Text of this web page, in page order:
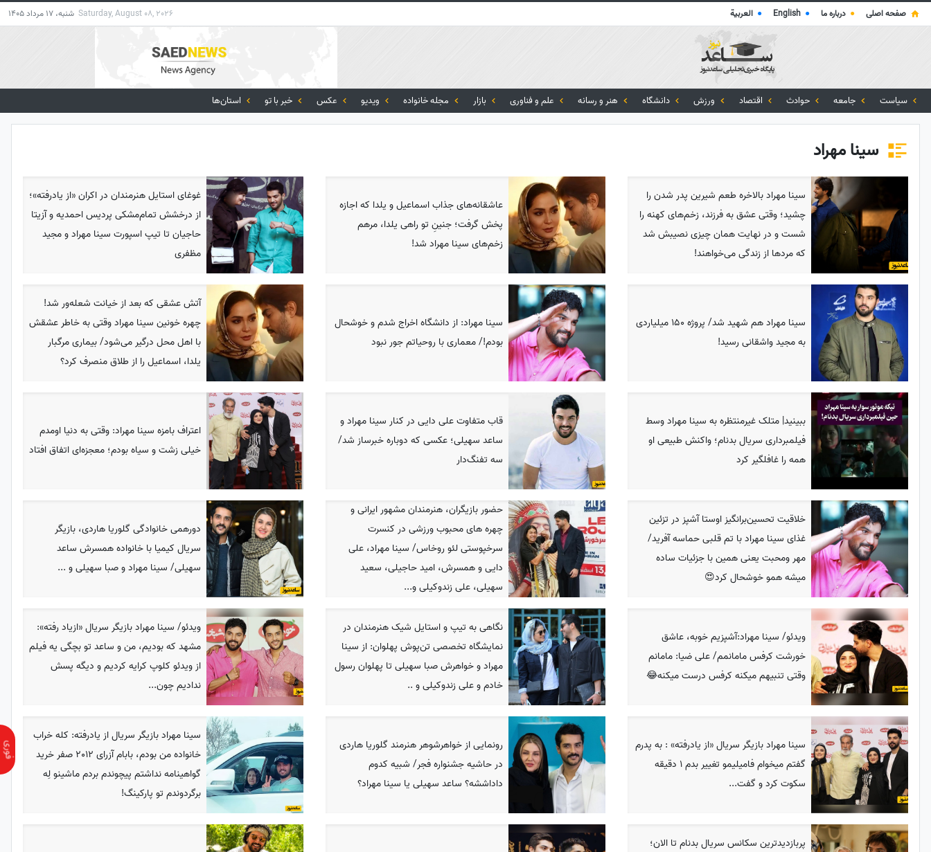
صفحه اصلی ● درباره ما ●
English
● العربية Saturday, August 08, 2026 شنبه، 17 مرداد 1405
سیاست جامعه حوادث اقتصاد ورزش دانشگاه هنر و رسانه علم و فناوری بازار مجله خانواده ویدیو عکس خبر با تو استان‌ها
سینا مهراد
سینا مهراد بالاخره طعم شیرین پدر شدن را
چشید؛ وقتی عشق به فرزند، زخم‌های کهنه را
شست و در نهایت همان چیزی نصیبش شد
که مردها از زندگی می‌خواهند!
عاشقانه‌های جذاب اسماعیل و یلدا که اجازه
پخش گرفت؛ جنینِ تو راهی یلدا، مرهم
زخم‌های سینا مهراد شد!
غوغای استایل هنرمندان در اکران «از یادرفته»؛
از درخشش تمام‌مشکی پردیس احمدیه و آزیتا
حاجیان تا تیپ اسپورت سینا مهراد و مجید
مظفری
سینا مهراد هم شهید شد/ پروژه 150 میلیاردی
به مجید واشقانی رسید!
سینا مهراد: از دانشگاه اخراج شدم و خوشحال
بودم!/ معماری با روحیاتم جور نبود
آتش عشقی که بعد از خیانت شعله‌ور شد!
چهره خونین سینا مهراد وقتی به خاطر عشقش
با اهل محل درگیر می‌شود/ بیماری مرگبار
یلدا، اسماعیل را از طلاق منصرف کرد؟
ببینید| متلک غیرمنتظره به سینا مهراد وسط
فیلمبرداری سریال بدنام؛ واکنش طبیعی او
همه را غافلگیر کرد
قاب متفاوت علی دایی در کنار سینا مهراد و
ساعد سهیلی؛ عکسی که دوباره خبرساز شد/
سه تفنگ‌دار
اعتراف بامزه سینا مهراد: وقتی به دنیا اومدم
خیلی زشت و سیاه بودم؛ معجزه‌ای اتفاق افتاد
خلاقیت تحسین‌برانگیز اوستا آشپز در تزئین
غذای سینا مهراد با تم قلبی حماسه آفرید/
مهر ومحبت یعنی همین با جزئیات ساده
میشه همو خوشحال کرد😍
حضور بازیگران، هنرمندان مشهور ایرانی و
چهره های محبوب ورزشی در کنسرت
سرخپوستی لئو روخاس/ سینا مهراد، علی
دایی و همسرش، امید حاجیلی، سعید
سهیلی، علی زندوکیلی و...
دورهمی خانوادگی گلوریا هاردی، بازیگر
سریال کیمیا با خانواده همسرش ساعد
سهیلی/ سینا مهراد و صبا سهیلی و ...
ویدئو/ سینا مهراد:آشپزیم خوبه، عاشق
خورشت کرفس مامانمم/ علی ضیا: مامانم
وقتی تنبیهم میکنه کرفس درست میکنه😂
نگاهی به تیپ و استایل شیک هنرمندان در
نمایشگاه تخصصی تن‌پوش پهلوان: از سینا
مهراد و خواهرش صبا سهیلی تا پهلوان رسول
خادم و علی زندوکیلی و ..
ویدئو/ سینا مهراد بازیگر سریال «ازیاد رفته»:
مشهد که بودیم، من و ساعد تو بچگی یه فیلم
از ویدئو کلوپ کرایه کردیم و دیگه پسش
ندادیم چون...
سینا مهراد بازیگر سریال «از یادرفته» : به پدرم
گفتم میخوام فامیلیمو تغییر بدم 1 دقیقه
سکوت کرد و گفت...
رونمایی از خواهرشوهر هنرمند گلوریا هاردی
در حاشیه جشنواره فجر/ شبیه کدوم
داداششه؟ ساعد سهیلی یا سینا مهراد؟
سینا مهراد بازیگر سریال از یادرفته: کله خراب
خانواده من بودم، بابام آزرای 2012 صفر خرید
گواهینامه نداشتم پیچوندم بردم ماشینو لِه
برگردوندم تو پارکینگ!
پربازدیدترین سکانس سریال بدنام تا الان؛